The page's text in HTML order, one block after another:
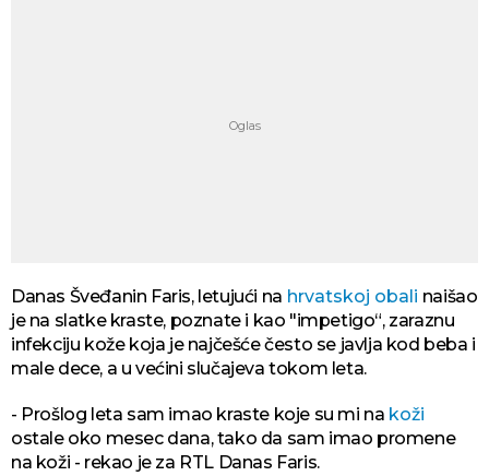
Danas Šveđanin Faris, letujući na hrvatskoj obali naišao
je na slatke kraste, poznate i kao "impetigo“, zaraznu
infekciju kože koja je najčešće često se javlja kod beba i
male dece, a u većini slučajeva tokom leta.
- Prošlog leta sam imao kraste koje su mi na koži
ostale oko mesec dana, tako da sam imao promene
na koži - rekao je za RTL Danas Faris.